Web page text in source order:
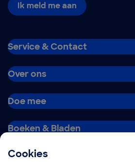
Cookies
Ik meld me aan
Service & Contact
Over ons
Doe mee
Boeken & Bladen